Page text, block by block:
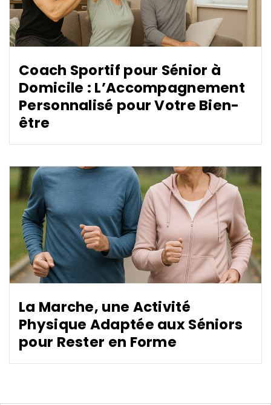
Coach Sportif pour Sénior à
Domicile : L’Accompagnement
Personnalisé pour Votre Bien-
être
La Marche, une Activité
Physique Adaptée aux Séniors
pour Rester en Forme